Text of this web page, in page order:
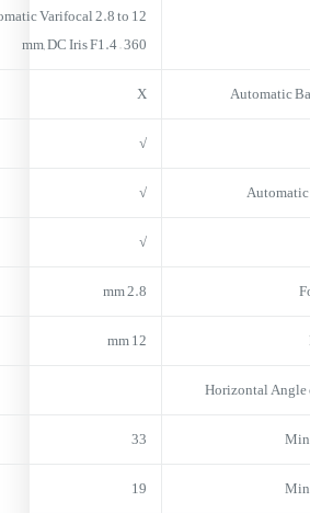
Varifocal 2.8 to 12
mm, DC Iris F1.4 – 360
Automatic
X
√
√
√
2.8 mm
12 mm
Horizontal
33
19